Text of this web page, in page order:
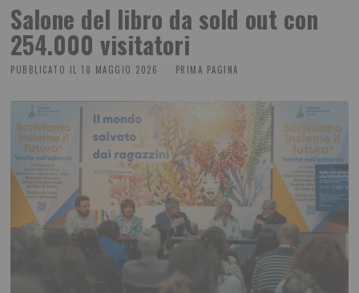
Salone del libro da sold out con
254.000 visitatori
PUBBLICATO IL 18 MAGGIO 2026 PRIMA PAGINA